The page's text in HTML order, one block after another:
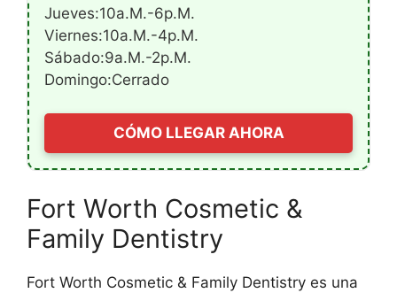
Jueves:10a.m.-6p.m.
Viernes:10a.m.-4p.m.
Sábado:9a.m.-2p.m.
Domingo:Cerrado
CÓMO LLEGAR AHORA
Fort Worth Cosmetic &
Family Dentistry
Fort Worth Cosmetic & Family Dentistry es una